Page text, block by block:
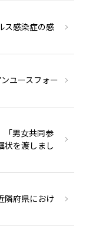
ス感染症の感
ユースフォー
「男女共同参
状を渡しまし
隣府県におけ